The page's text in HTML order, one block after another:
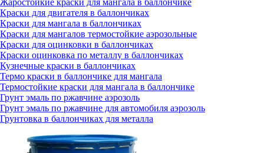
Краски для двигателя в баллончиках
Краски для мангала в баллончиках
Краски для мангалов термостойкие аэрозольные
Краски для оцинковки в баллончиках
Краски оцинковка по металлу в баллончиках
Кузнечные краски в баллончиках
Термо краски в баллончике для мангала
Термостойкие краски для мангала в баллончике
Грунт эмаль по ржавчине аэрозоль
Грунт эмаль по ржавчине для автомобиля аэрозоль
Грунтовка в баллончиках для металла